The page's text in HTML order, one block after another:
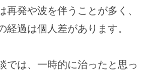
再発や波を伴うことが多く、
経過は個人差があります。
では、一時的に治ったと思っ